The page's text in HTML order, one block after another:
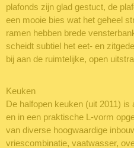
plafonds zijn glad gestuct, de
een mooie bies wat het geheel
ramen hebben brede
scheidt subtiel het eet- en
bij aan de ruimtelijke, open
Keuken
De halfopen keuken (uit 2011)
en in een praktische L-vorm
van diverse hoogwaardige
vriescombinatie, vaatwasser,